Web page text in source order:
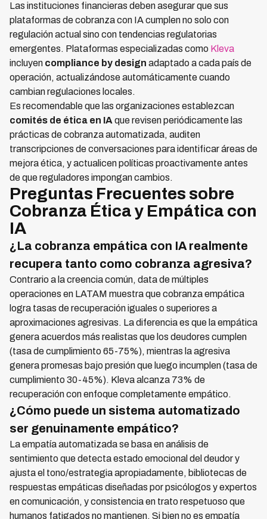
Las instituciones financieras deben asegurar que sus
plataformas de cobranza con IA cumplen no solo con
regulación actual sino con tendencias regulatorias
emergentes. Plataformas especializadas como Kleva
incluyen compliance by design adaptado a cada país de
operación, actualizándose automáticamente cuando
cambian regulaciones locales.
Es recomendable que las organizaciones establezcan
comités de ética en IA que revisen periódicamente las
prácticas de cobranza automatizada, auditen
transcripciones de conversaciones para identificar áreas de
mejora ética, y actualicen políticas proactivamente antes
de que reguladores impongan cambios.
Preguntas Frecuentes sobre
Cobranza Ética y Empática con
IA
¿La cobranza empática con IA realmente
recupera tanto como cobranza agresiva?
Contrario a la creencia común, data de múltiples
operaciones en LATAM muestra que cobranza empática
logra tasas de recuperación iguales o superiores a
aproximaciones agresivas. La diferencia es que la empática
genera acuerdos más realistas que los deudores cumplen
(tasa de cumplimiento 65-75%), mientras la agresiva
genera promesas bajo presión que luego incumplen (tasa de
cumplimiento 30-45%). Kleva alcanza 73% de
recuperación con enfoque completamente empático.
¿Cómo puede un sistema automatizado
ser genuinamente empático?
La empatía automatizada se basa en análisis de
sentimiento que detecta estado emocional del deudor y
ajusta el tono/estrategia apropiadamente, bibliotecas de
respuestas empáticas diseñadas por psicólogos y expertos
en comunicación, y consistencia en trato respetuoso que
humanos fatigados no mantienen. Si bien no es empatía